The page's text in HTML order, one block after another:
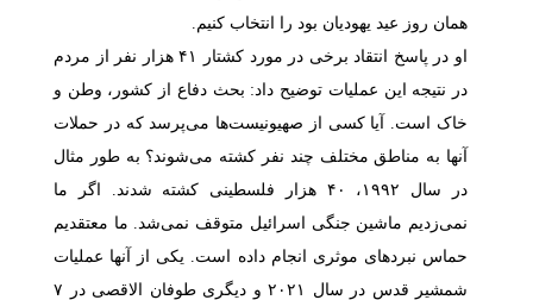
همان روز عید یهودیان بود را انتخاب کنیم.
او در پاسخ انتقاد برخی در مورد کشتار۴۱ هزار نفر از مردم
در نتیجه این عملیات توضیح داد: بحث دفاع از کشور، وطن و
خاک است. آیا کسی از صهیونیست‌ها می‌پرسد که در حملات
آنها به مناطق مختلف چند نفر کشته می‌شوند؟ به طور مثال
در سال۱۹۹۲، ۴۰
هزار فلسطینی کشته شدند. اگر ما
نمی‌زدیم ماشین جنگی اسرائیل متوقف نمی‌شد. ما معتقدیم
حماس نبردهای موثری انجام داده است. یکی از آنها عملیات
شمشیر قدس در سال ۲۰۲۱ و دیگری طوفان الاقصی در